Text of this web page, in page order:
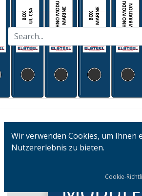
Wir verwenden Cookies, um Ihnen
Nutzererlebnis zu bieten.
Cookie-